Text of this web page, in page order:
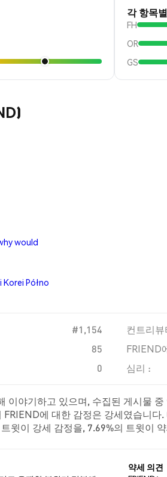
각 항목
FH
OR
GS
would
Półno
#1,154 컨트리뷰
85 FRIEND
0 심리 :
이야기하고 있으며, 수집된 게시물
에 대한 감정은 강세였습니
윗이 강세 감정을, 7.69%의 트윗이
약세 의견